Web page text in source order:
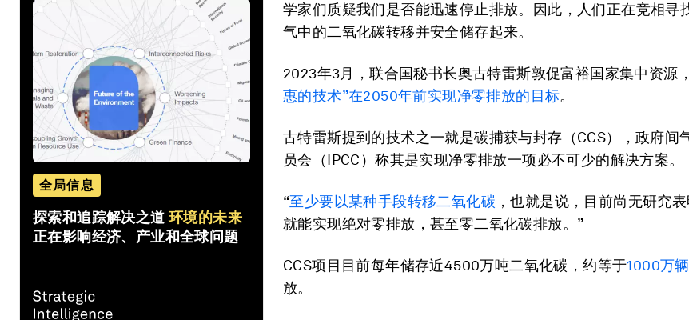
全局信息
探索和追踪解决之道 环境的未来
正在影响经济、产业和全球问题
学家们质疑我们是否能迅速停止排放。因此，人们正在竞相寻
气中的二氧化碳转移并安全储存起来。
2023年3月，联合国秘书长奥古特雷斯敦促富裕国家集中资源，
惠的技术”在2050年前实现净零排放的目标。
古特雷斯提到的技术之一就是碳捕获与封存（CCS），政府间
员会（IPCC）称其是实现净零排放一项必不可少的解决方案。
“至少要以某种手段转移二氧化碳 ，也就是说，目前尚无研究
就能实现绝对零排放，甚至零二氧化碳排放。”
CCS项目目前每年储存近4500万吨二氧化碳，约等于1000万
放。